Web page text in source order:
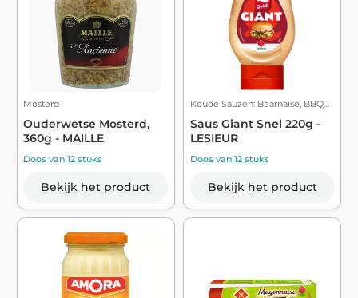
Mosterd
Ouderwetse Mosterd,
360g - MAILLE
Doos van 12 stuks
Bekijk het product
Koude Sauzen: Béarnaise, BBQ…
Saus Giant Snel 220g -
LESIEUR
Doos van 12 stuks
Bekijk het product